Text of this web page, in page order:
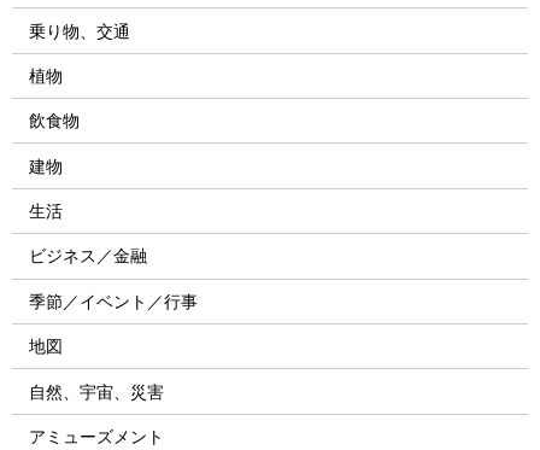
乗り物、交通
植物
飲食物
建物
生活
ビジネス／金融
季節／イベント／行事
地図
自然、宇宙、災害
アミューズメント